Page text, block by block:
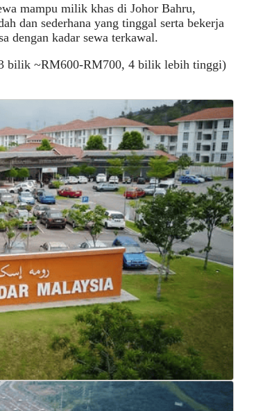
mampu milik khas di Johor Bahru,
dan sederhana yang tinggal serta bekerja
dengan kadar sewa terkawal.
bilik ~RM600-RM700, 4 bilik lebih tinggi)